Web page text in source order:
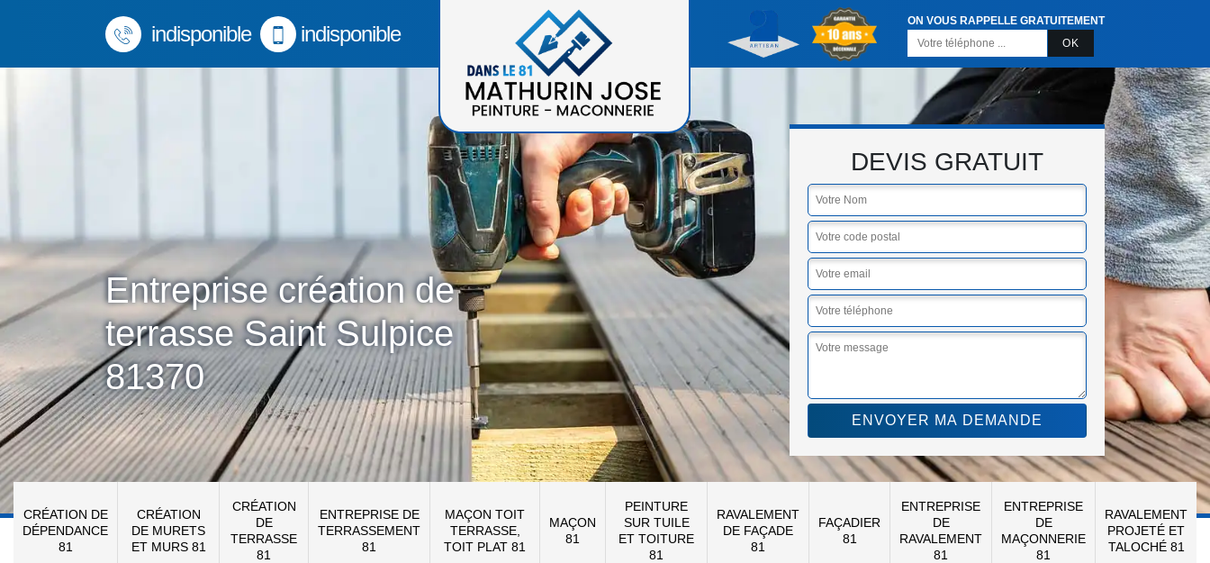
indisponible indisponible
ON VOUS RAPPELLE GRATUITEMENT
Entreprise création de
terrasse Saint Sulpice
81370
DEVIS GRATUIT
CRÉATION DE
DÉPENDANCE
81
CRÉATION
DE MURETS
ET MURS 81
CRÉATION
DE
TERRASSE
81
ENTREPRISE DE
TERRASSEMENT
81
MAÇON TOIT
TERRASSE,
TOIT PLAT 81
MAÇON
81
PEINTURE
SUR TUILE
ET TOITURE
81
RAVALEMENT
DE FAÇADE
81
FAÇADIER
81
ENTREPRISE
DE
RAVALEMENT
81
ENTREPRISE
DE
MAÇONNERIE
81
RAVALEMENT
PROJETÉ ET
TALOCHÉ 81